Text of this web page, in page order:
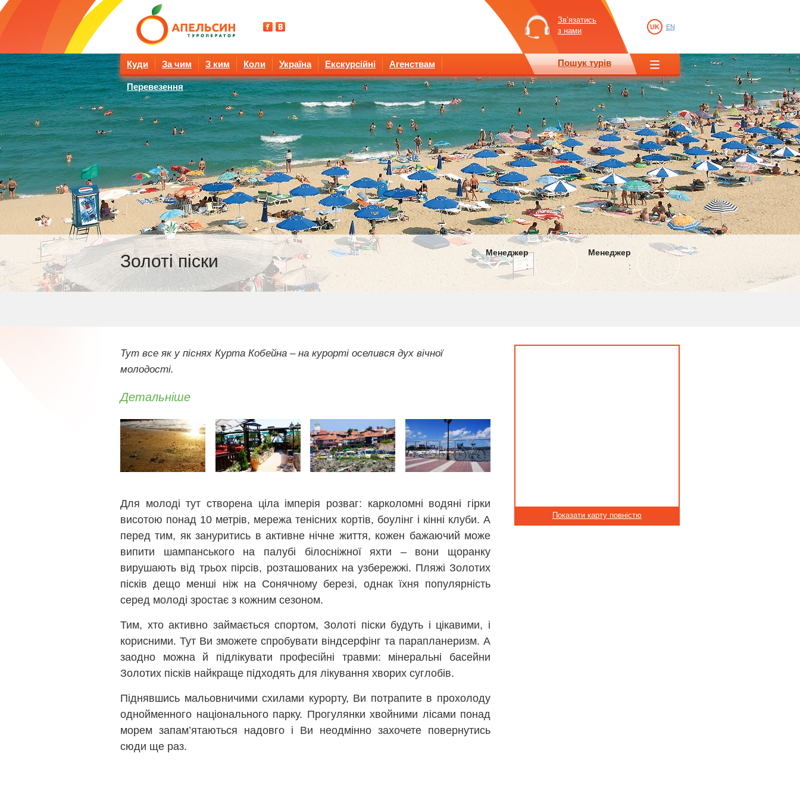
Зв’язатись
з нами
UK EN
Куди За чим З ким Коли Україна Екскурсійні Агенствам
Перевезення
Пошук турів
Золоті піски
Менеджер
:
Менеджер
:
Тут все як у піснях Курта Кобейна – на курорті оселився дух вічної
молодості.
Детальніше
Для молоді тут створена ціла імперія розваг: карколомні водяні гірки
висотою понад 10 метрів, мережа тенісних кортів, боулінг і кінні клуби. А
перед тим, як зануритись в активне нічне життя, кожен бажаючий може
випити шампанського на палубі білосніжної яхти – вони щоранку
вирушають від трьох пірсів, розташованих на узбережжі. Пляжі Золотих
пісків дещо менші ніж на Сонячному березі, однак їхня популярність
серед молоді зростає з кожним сезоном.
Тим, хто активно займається спортом, Золоті піски будуть і цікавими, і
корисними. Тут Ви зможете спробувати віндсерфінг та парапланеризм. А
заодно можна й підлікувати професійні травми: мінеральні басейни
Золотих пісків найкраще підходять для лікування хворих суглобів.
Піднявшись мальовничими схилами курорту, Ви потрапите в прохолоду
однойменного національного парку. Прогулянки хвойними лісами понад
морем запам’ятаються надовго і Ви неодмінно захочете повернутись
сюди ще раз.
Показати карту повністю